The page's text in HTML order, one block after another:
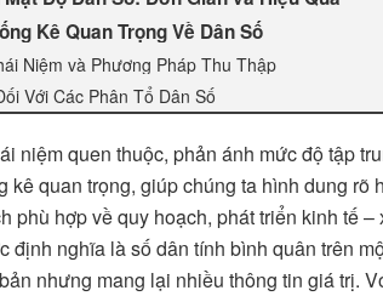
Kê Quan Trọng Về Dân Số
Niệm và Phương Pháp Thu Thập
Với Các Phân Tổ Dân Số
niệm quen thuộc, phản ánh mức độ tập
kê quan trọng, giúp chúng ta hình dung rõ
phù hợp về quy hoạch, phát triển kinh tế
định nghĩa là số dân tính bình quân trên
nhưng mang lại nhiều thông tin giá trị.